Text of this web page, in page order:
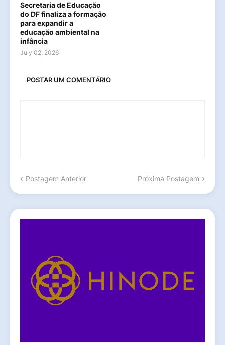
Secretaria de Educação
do DF finaliza a formação
para expandir a
educação ambiental na
infância
July 02, 2026
POSTAR UM COMENTÁRIO
Postagem Anterior Próxima Postagem